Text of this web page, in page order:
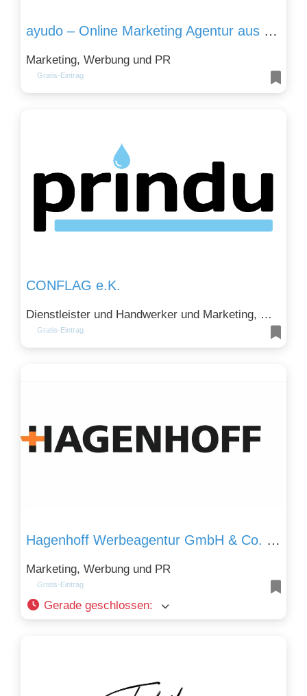
ayudo – Online Marketing Agentur aus Hannover
Marketing, Werbung und PR
Gratis-Eintrag
CONFLAG e.K.
Dienstleister und Handwerker und Marketing, Werbung und PR
Gratis-Eintrag
Hagenhoff Werbeagentur GmbH & Co. KG
Marketing, Werbung und PR
Gratis-Eintrag
Gerade geschlossen: